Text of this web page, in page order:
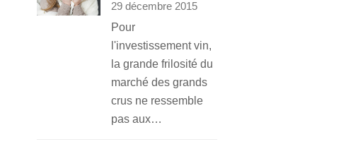
29 décembre 2015
Pour
l'investissement vin,
la grande frilosité du
marché des grands
crus ne ressemble
pas aux…